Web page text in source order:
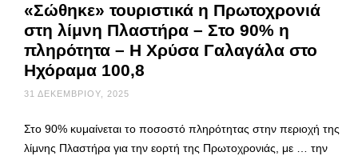
«Σώθηκε» τουριστικά η Πρωτοχρονιά
στη λίμνη Πλαστήρα – Στο 90% η
πληρότητα – Η Χρύσα Γαλαγάλα στο
Ηχόραμα 100,8
31 ΔΕΚΕΜΒΡΊΟΥ, 2025
Στο 90% κυμαίνεται το ποσοστό πληρότητας στην περιοχή της
λίμνης Πλαστήρα για την εορτή της Πρωτοχρονιάς, με … την